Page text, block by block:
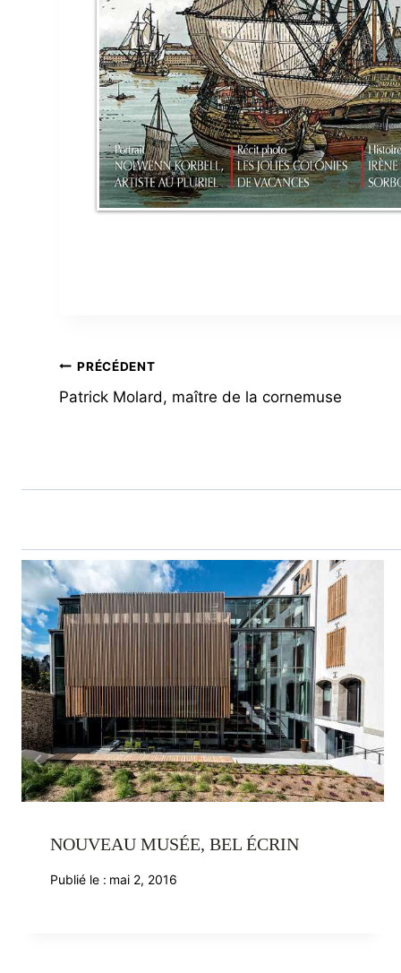
NAVIGATION
DE
PRÉCÉDENT
Patrick Molard, maître de la cornemuse
NOUVEAU MUSÉE, BEL ÉCRIN
Publié le : mai 2, 2016